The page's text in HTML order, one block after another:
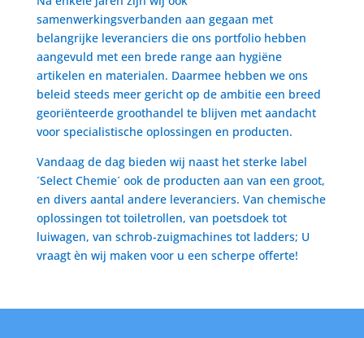
samenwerkingsverbanden aan gegaan met
belangrijke leveranciers die ons portfolio hebben
aangevuld met een brede range aan hygiëne
artikelen en materialen. Daarmee hebben we ons
beleid steeds meer gericht op de ambitie een breed
georiënteerde groothandel te blijven met aandacht
voor specialistische oplossingen en producten.
Vandaag de dag bieden wij naast het sterke label
´Select Chemie´ ook de producten aan van een groot,
en divers aantal andere leveranciers. Van chemische
oplossingen tot toiletrollen, van poetsdoek tot
luiwagen, van schrob-zuigmachines tot ladders; U
vraagt èn wij maken voor u een scherpe offerte!